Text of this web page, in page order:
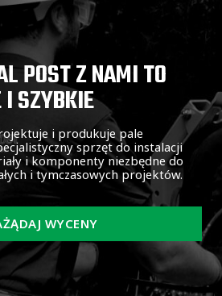
POST Z NAMI TO
I SZYBKIE
i produkuje pale
sprzęt do instalacji
i komponenty niezbędne do
i tymczasowych projektów.
WYCENY